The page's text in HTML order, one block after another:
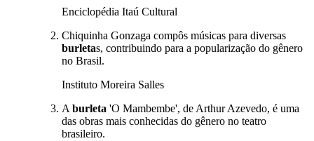
Enciclopédia Itaú Cultural
Chiquinha Gonzaga compôs músicas para diversas
burletas, contribuindo para a popularização do gênero
no Brasil.
Instituto Moreira Salles
A burleta 'O Mambembe', de Arthur Azevedo, é uma
das obras mais conhecidas do gênero no teatro
brasileiro.